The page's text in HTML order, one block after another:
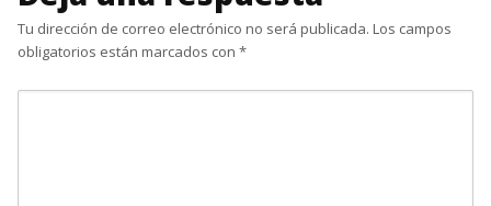
Tu dirección de correo electrónico no será publicada. Los campos
obligatorios están marcados con *